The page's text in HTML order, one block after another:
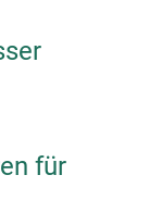
für